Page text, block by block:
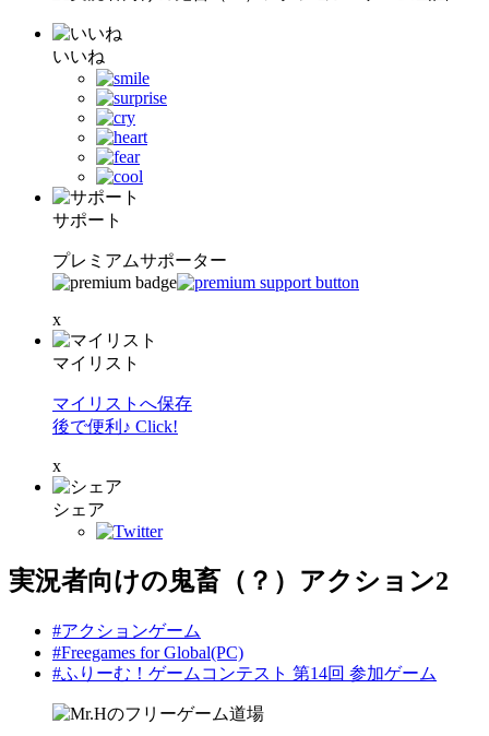
いいね
サポート
プレミアムサポーター
x
マイリスト
マイリストへ保存
後で便利♪ Click!
x
シェア
実況者向けの鬼畜（？）アクション2
#アクションゲーム
#Freegames for Global(PC)
#ふりーむ！ゲームコンテスト 第14回 参加ゲーム